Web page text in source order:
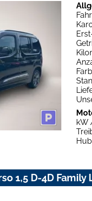
kW
1,5 D-4D Family